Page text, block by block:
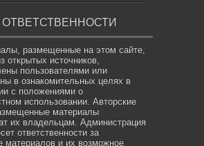
ОТВЕТСТВЕННОСТИ
размещенные на этом сайте,
открытых источников,
пользователями или
в ознакомительных целях в
с положениями о
использовании. Авторские
материалы
их владельцам. Администрация
ответственности за
материалов и их возможное